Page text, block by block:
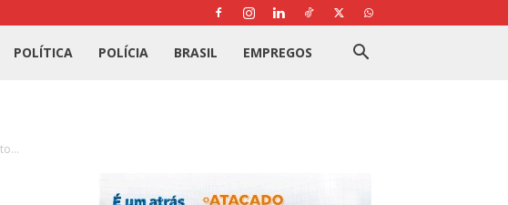
POLÍTICA POLÍCIA BRASIL EMPREGOS